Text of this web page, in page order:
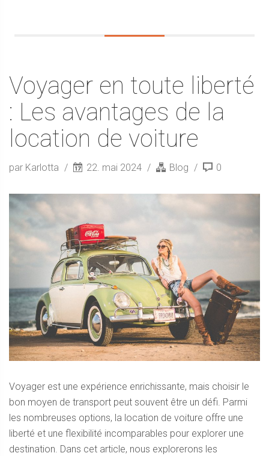
Voyager en toute liberté
: Les avantages de la
location de voiture
par Karlotta 22. mai 2024 Blog 0
Voyager est une expérience enrichissante, mais choisir le
bon moyen de transport peut souvent être un défi. Parmi
les nombreuses options, la location de voiture offre une
liberté et une flexibilité incomparables pour explorer une
destination. Dans cet article, nous explorerons les